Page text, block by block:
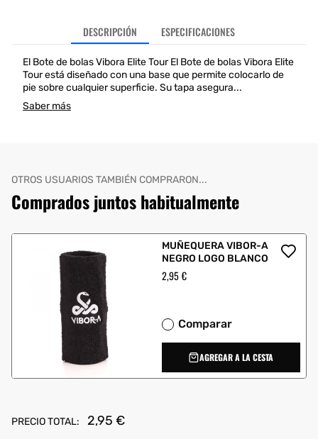
DESCRIPCIÓN ESPECIFICACIONES
El Bote de bolas Vibora Elite Tour El Bote de bolas Vibora Elite
Tour está diseñado con una base que permite colocarlo de
pie sobre cualquier superficie. Su tapa asegura...
Saber más
OTROS USUARIOS TAMBIÉN COMPRARON...
Comprados juntos habitualmente
MUÑEQUERA VIBOR-A
NEGRO LOGO BLANCO
Precio
habitual
2,95 €
Comparar
AGREGAR A LA CESTA
PRECIO TOTAL: 2,95 €